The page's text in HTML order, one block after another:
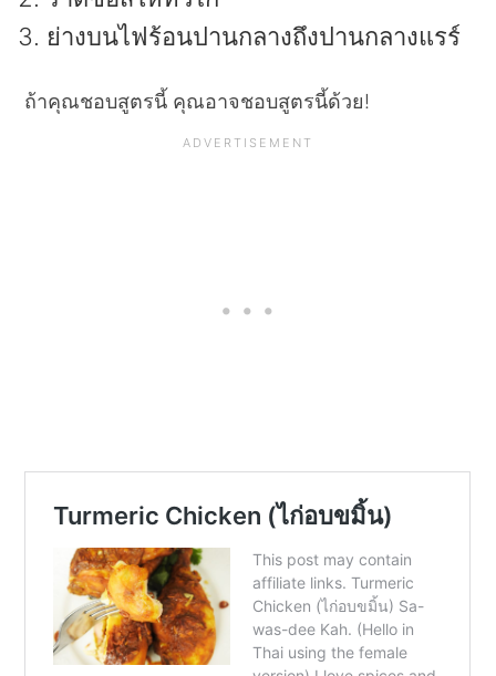
ย่างบนไฟร้อนปานกลางถึงปานกลางแรร์
ถ้าคุณชอบสูตรนี้ คุณอาจชอบสูตรนี้ด้วย!